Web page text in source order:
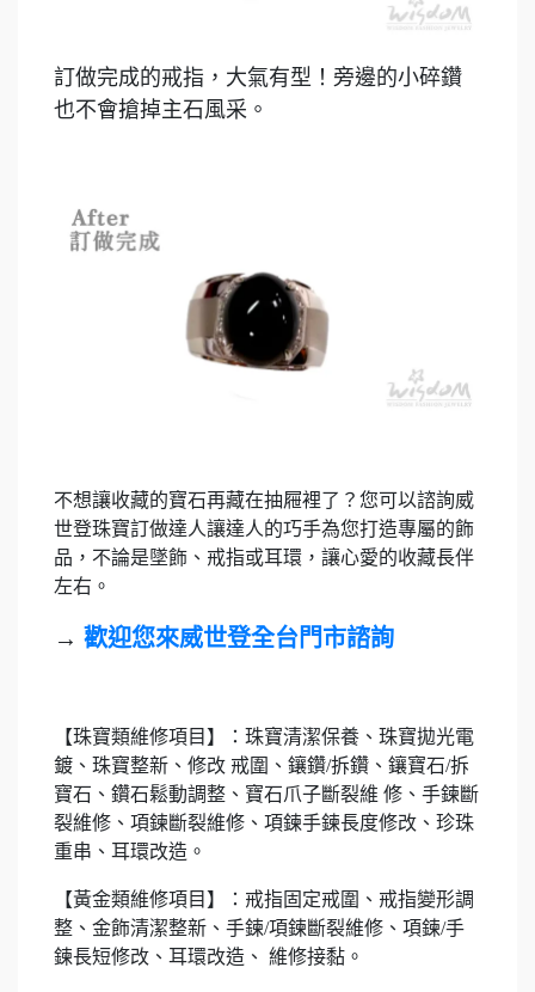
訂做完成的戒指，大氣有型！旁邊的小碎鑽
也不會搶掉主石風采。
不想讓收藏的寶石再藏在抽屜裡了？您可以諮詢威
世登珠寶訂做達人讓達人的巧手為您打造專屬的飾
品，不論是墜飾、戒指或耳環，讓心愛的收藏長伴
左右。
→ 歡迎您來威世登全台門市諮詢
【珠寶類維修項目】：珠寶清潔保養、珠寶拋光電
鍍、珠寶整新、修改 戒圍、鑲鑽/拆鑽、鑲寶石/拆
寶石、鑽石鬆動調整、寶石爪子斷裂維 修、手鍊斷
裂維修、項鍊斷裂維修、項鍊手鍊長度修改、珍珠
重串、耳環改造。
【黃金類維修項目】：戒指固定戒圍、戒指變形調
整、金飾清潔整新、手鍊/項鍊斷裂維修、項鍊/手
鍊長短修改、耳環改造、 維修接黏。